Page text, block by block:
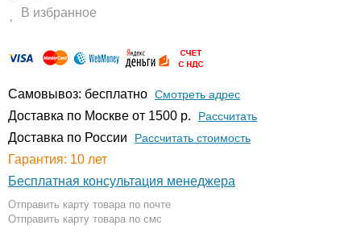
В избранное
Самовывоз: бесплатно Смотреть адрес
Доставка по Москве от 1500 р. Расcчитать
Доставка по России Рассчитать стоимость
Гарантия: 10 лет
Бесплатная консультация менеджера
Отправить карту товара по почте
Отправить карту товара по смс